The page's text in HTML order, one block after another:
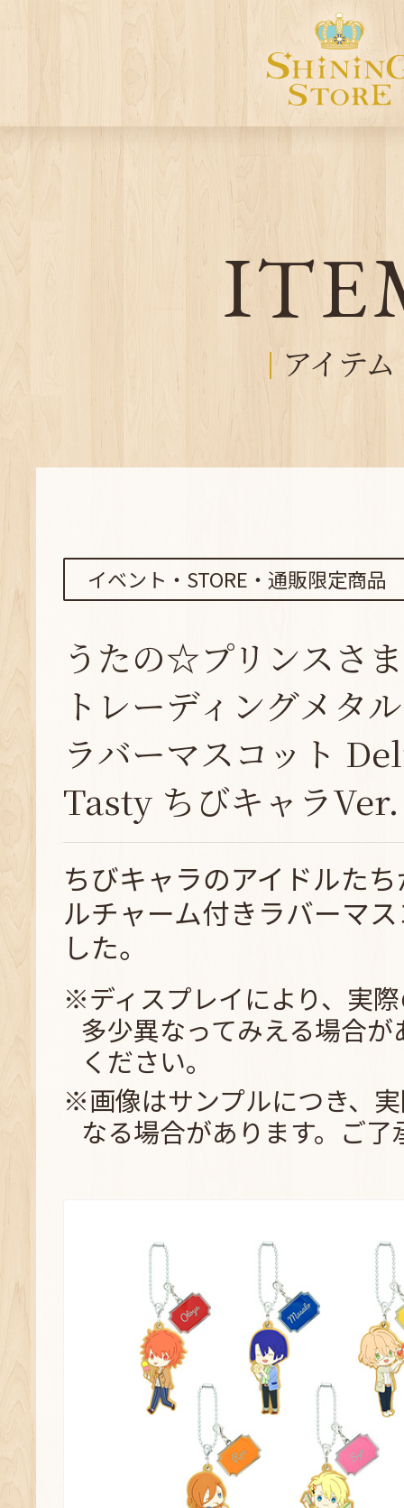
アイテム
イベント・STORE・通販限定商品
うたの☆プリンスさ
トレーディングメタ
ラバーマスコット
Tasty ちびキャラVer.
ちびキャラのアイドルた
ルチャーム付きラバーマ
した。
※ディスプレイにより、実
多少異なってみえる場合
ください。
※画像はサンプルにつき、
なる場合があります。ご